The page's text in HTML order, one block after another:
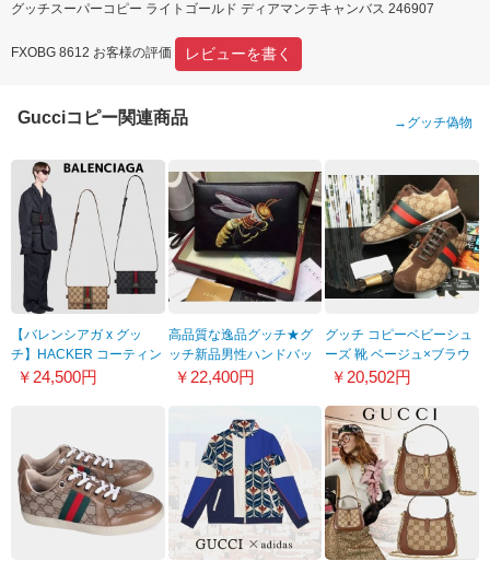
グッチスーパーコピー ライトゴールド ディアマンテキャンバス 246907
FXOBG 8612 お客様の評価 レビューを書く
Gucciコピー関連商品 → グッチ偽物
【バレンシアガ x グッ
チ】HACKER コーティン
グ キャンバス ミニバッグ
￥24,500円
高品質な逸品グッチ★グ
ッチ新品男性ハンドバッ
グセンスあり自慢商品
￥22,400円
グッチ コピーベビーシュ
ーズ 靴 ベージュ×ブラウ
ン GGキャンバス×レザー
￥20,502円